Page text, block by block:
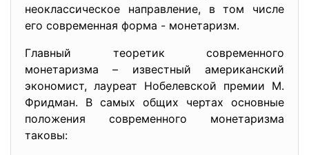
неоклассическое направление, в том числе
его современная форма - монетаризм.
Главный теоретик современного
монетаризма – известный американский
экономист, лауреат Нобелевской премии М.
Фридман. В самых общих чертах основные
положения современного монетаризма
таковы: